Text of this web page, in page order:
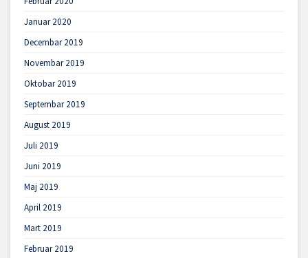
Januar 2020
Decembar 2019
Novembar 2019
Oktobar 2019
Septembar 2019
August 2019
Juli 2019
Juni 2019
Maj 2019
April 2019
Mart 2019
Februar 2019